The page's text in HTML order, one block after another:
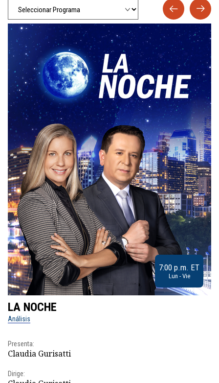
7:00 p.m. ET
Lun - Vie
LA NOCHE
Análisis
Presenta:
Claudia Gurisatti
Dirige: